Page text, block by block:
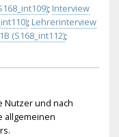
; Interview
; Lehrerinterview
(S168_int112);
Nutzer und nach
allgemeinen